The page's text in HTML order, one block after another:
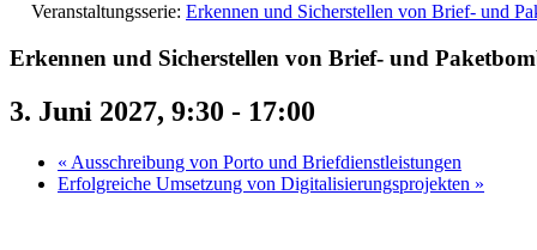
Veranstaltungsserie: Erkennen und Sicherstellen von Brief- und
Erkennen und Sicherstellen von Brief- und
3. Juni 2027, 9:30 - 17:00
« Ausschreibung von Porto und Briefdienstleistungen
Erfolgreiche Umsetzung von Digitalisierungsprojekten »